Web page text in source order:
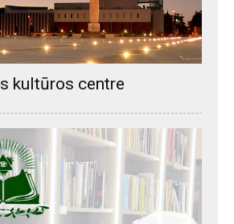
kultūros centre